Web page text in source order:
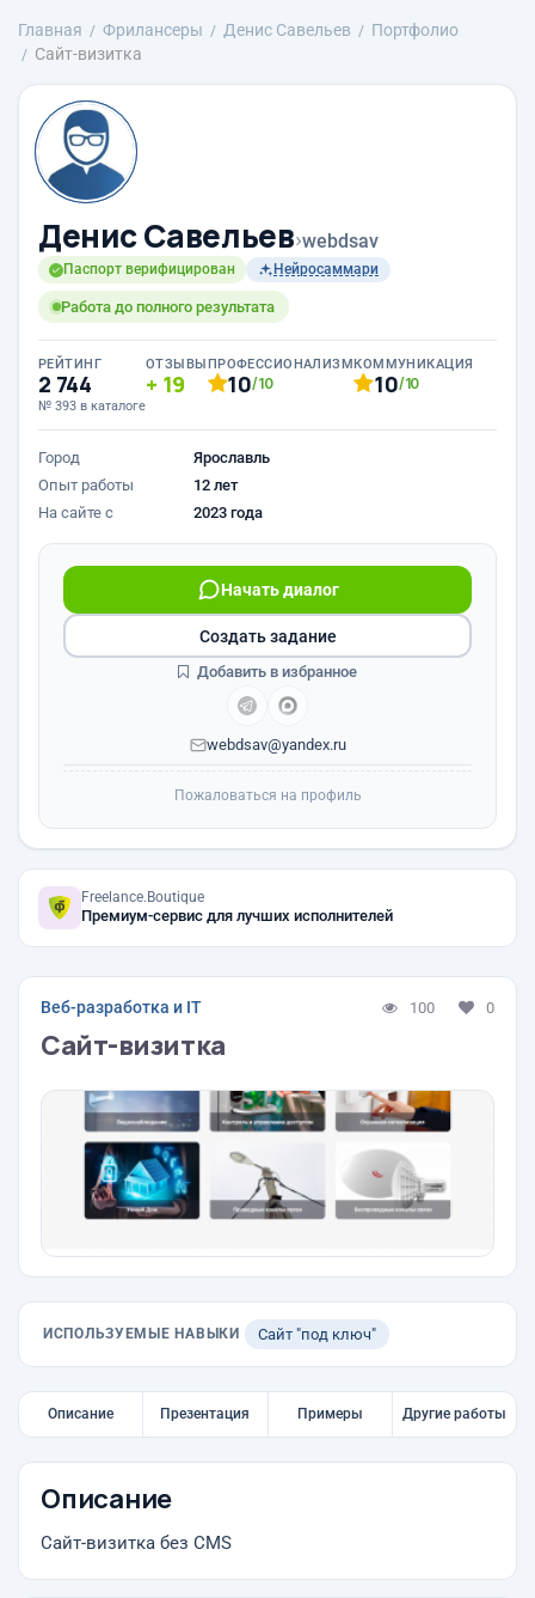
Главная Фрилансеры Денис Савельев
Портфолио
Сайт-визитка
Денис Савельев›webdsav
Паспорт верифицирован Нейросаммари
Работа до полного результата
РЕЙТИНГ
2 744
№ 393 в каталоге
ОТЗЫВЫ
19
ПРОФЕССИОНАЛИЗМ
10/10
КОММУНИКАЦИЯ
10/10
Город
Ярославль
Опыт работы
12 лет
На сайте с
2023 года
Начать диалог
webdsav@yandex.ru
Создать задание
Добавить в избранное
Пожаловаться на профиль
Freelance.Boutique
Премиум-сервис для лучших исполнителей
Веб-разработка и IT 100 0
Сайт-визитка
ИСПОЛЬЗУЕМЫЕ НАВЫКИ Сайт "под ключ"
Описание Презентация Примеры Другие работы
Описание
Сайт-визитка без CMS